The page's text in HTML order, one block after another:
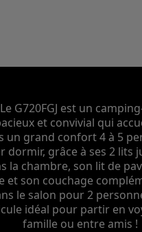
Le G720FGJ est un
et convivial qui
un grand confort 4 à 5
dormir, grâce à ses 2 lits
la chambre, son lit de
et son couchage
le salon pour 2
idéal pour partir en
famille ou entre amis !